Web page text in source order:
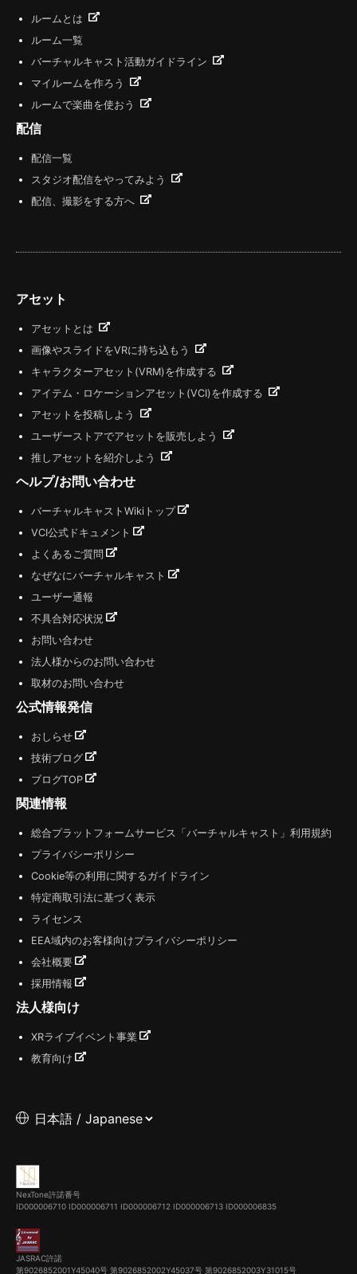
ルームとは
ルーム一覧
バーチャルキャスト活動ガイドライン
マイルームを作ろう
ルームで楽曲を使おう
配信
配信一覧
スタジオ配信をやってみよう
配信、撮影をする方へ
アセット
アセットとは
画像やスライドをVRに持ち込もう
キャラクターアセット(VRM)を作成する
アイテム・ロケーションアセット(VCI)を作成する
アセットを投稿しよう
ユーザーストアでアセットを販売しよう
推しアセットを紹介しよう
ヘルプ/お問い合わせ
バーチャルキャストWikiトップ
VCI公式ドキュメント
よくあるご質問
なぜなにバーチャルキャスト
ユーザー通報
不具合対応状況
お問い合わせ
法人様からのお問い合わせ
取材のお問い合わせ
公式情報発信
おしらせ
技術ブログ
ブログTOP
関連情報
総合プラットフォームサービス「バーチャルキャスト」利用規約
プライバシーポリシー
Cookie等の利用に関するガイドライン
特定商取引法に基づく表示
ライセンス
EEA域内のお客様向けプライバシーポリシー
会社概要
採用情報
法人様向け
XRライブイベント事業
教育向け
NexTone許諾番号
ID000006710 ID000006711 ID000006712 ID000006713 ID000006835
JASRAC許諾
第9026852001Y45040号 第9026852002Y45037号 第9026852003Y31015号